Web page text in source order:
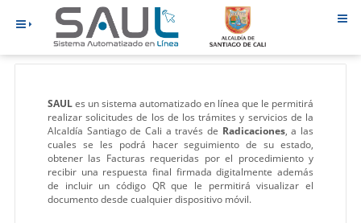
SAULes un sistema automatizado en línea que le permitirá
realizar solicitudes de los de los trámites y servicios de la
Alcaldía Santiago de Cali a través de Radicaciones, a las
cuales se les podrá hacer seguimiento de su estado,
obtener las Facturas requeridas por el procedimiento y
recibir una respuesta final firmada digitalmente además
de incluir un código QR que le permitirá visualizar el
documento desde cualquier dispositivo móvil.